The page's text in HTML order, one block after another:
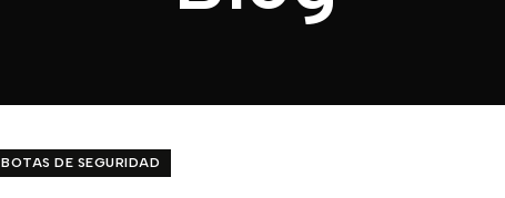
BOTAS DE SEGURIDAD